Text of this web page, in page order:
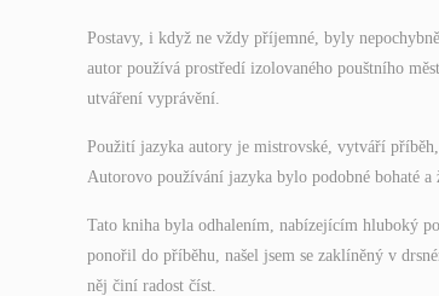
Postavy, i když ne vždy příjemné, byly
autor používá prostředí izolovaného pouštního
utváření vyprávění.
Použití jazyka autory je mistrovské, vytváří
Autorovo používání jazyka bylo podobné bohaté
Tato kniha byla odhalením, nabízejícím hluboký
ponořil do příběhu, našel jsem se zaklíněný v
něj činí radost číst.